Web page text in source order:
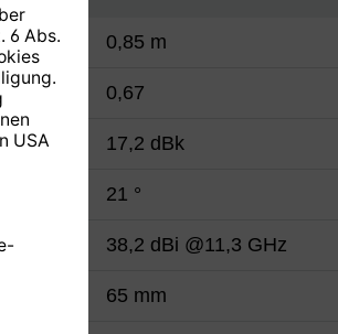
0,85 m
0,67
17,2 dBk
21 °
38,2 dBi @11,3 GHz
65 mm